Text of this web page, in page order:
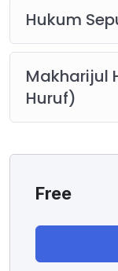
Hukum
Makharijul
Huruf)
Free